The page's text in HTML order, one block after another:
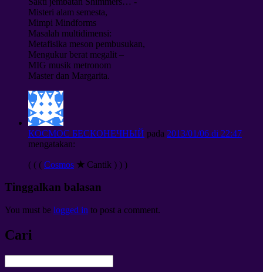
Misteri alam semesta,
Mimpi Mindforms
Masalah multidimensi:
Metafisika meson pembusukan,
Mengukur berat megalit –
MIG musik metronom
Master dan Margarita.
КОСМОС БЕСКОНЕЧНЫЙ pada 2013/01/06 di 22:47
mengatakan:
( ( ( Cosmos ★ Cantik ) ) )
Tinggalkan balasan
You must be logged in to post a comment.
Cari